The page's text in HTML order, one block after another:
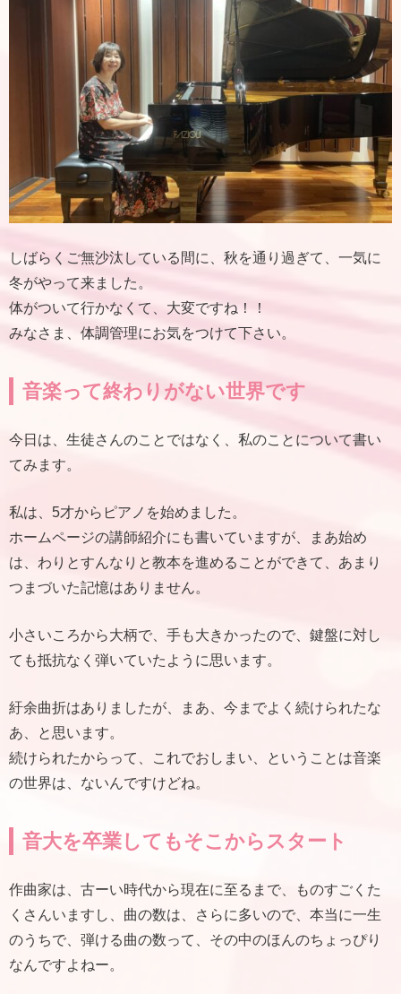
しばらくご無沙汰している間に、秋を通り過ぎて、一気に
冬がやって来ました。
体がついて行かなくて、大変ですね！！
みなさま、体調管理にお気をつけて下さい。
音楽って終わりがない世界です
今日は、生徒さんのことではなく、私のことについて書い
てみます。
私は、5才からピアノを始めました。
ホームページの講師紹介にも書いていますが、まあ始め
は、わりとすんなりと教本を進めることができて、あまり
つまづいた記憶はありません。
小さいころから大柄で、手も大きかったので、鍵盤に対し
ても抵抗なく弾いていたように思います。
紆余曲折はありましたが、まあ、今までよく続けられたな
あ、と思います。
続けられたからって、これでおしまい、ということは音楽
の世界は、ないんですけどね。
音大を卒業してもそこからスタート
作曲家は、古ーい時代から現在に至るまで、ものすごくた
くさんいますし、曲の数は、さらに多いので、本当に一生
のうちで、弾ける曲の数って、その中のほんのちょっぴり
なんですよねー。